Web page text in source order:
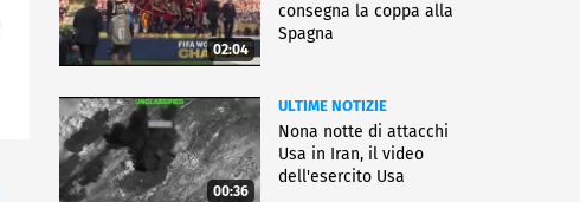
02:04
consegna la coppa alla
Spagna
00:36
ULTIME NOTIZIE
Nona notte di attacchi
Usa in Iran, il video
dell'esercito Usa